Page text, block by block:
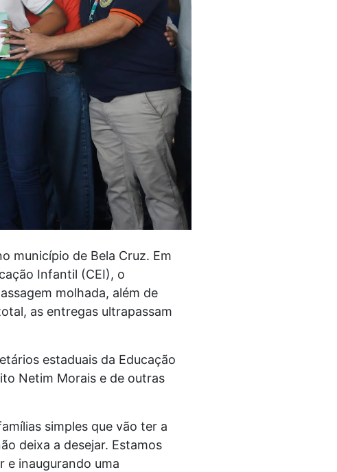
município de Bela Cruz. Em
Infantil (CEI), o
molhada, além de
as entregas ultrapassam
estaduais da Educação
Netim Morais e de outras
simples que vão ter a
deixa a desejar. Estamos
e inaugurando uma